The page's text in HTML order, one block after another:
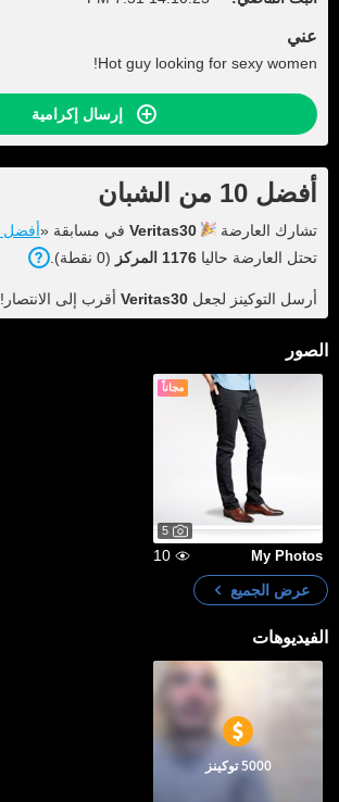
عني
Hot guy looking for sexy women!
إرسال إكرامية
أفضل 10 من الشبان
تشارك العارضة Veritas30 في مسابقة «أفضل 10 من الشبان
تحتل العارضة حاليا 1176 المركز (0 نقطة).
أرسل التوكينز لجعل Veritas30 أقرب إلى الانتصار!
الصور
مجاناً
5
My Photos
10
عرض الجميع
الفيديوهات
5000 توكينز